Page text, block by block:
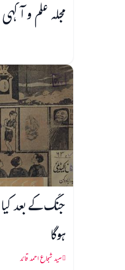
مجلہ علم و آگہی
جنگ کے بعد کیا
ہوگا
سید شجاع احمد قائد